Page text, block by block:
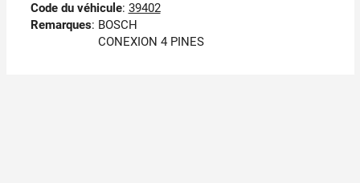
Code du véhicule: 39402
Remarques: BOSCH
CONEXION 4 PINES